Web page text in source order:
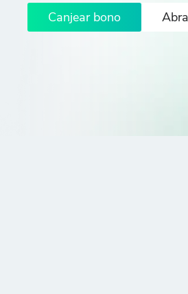
Canjear bono